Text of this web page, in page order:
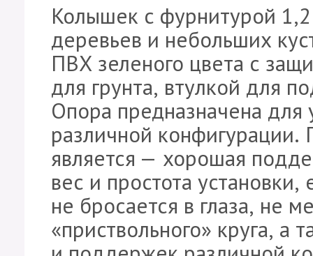
Колышек с фурнитурой
деревьев и небольших
ПВХ зеленого цвета с
для грунта, втулкой для
Опора предназначена
различной
является — хорошая
вес и простота
не бросается в глаза, не
«приствольного» круга,